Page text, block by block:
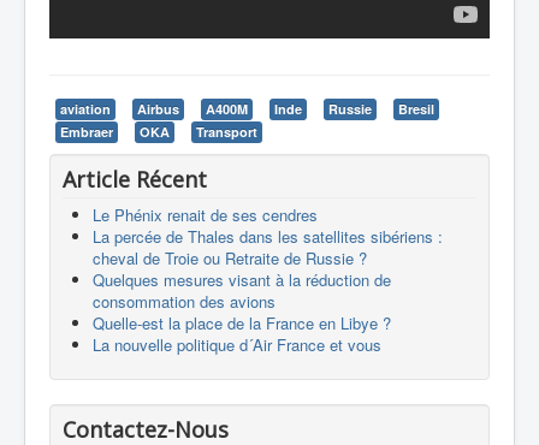
aviation Airbus A400M Inde Russie
Bresil
Embraer
OKA Transport
Article Récent
Le Phénix renait de ses cendres
La percée de Thales dans les satellites sibériens :
cheval de Troie ou Retraite de Russie ?
Quelques mesures visant à la réduction de
consommation des avions
Quelle-est la place de la France en Libye ?
La nouvelle politique d´Air France et vous
Contactez-Nous